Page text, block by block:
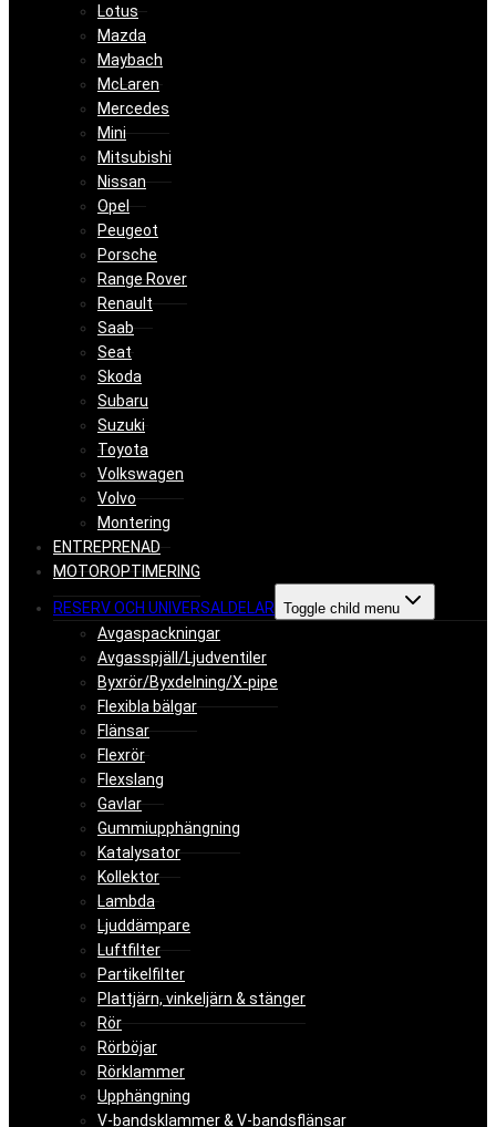
Lotus
Mazda
Maybach
McLaren
Mercedes
Mini
Mitsubishi
Nissan
Opel
Peugeot
Porsche
Range Rover
Renault
Saab
Seat
Skoda
Subaru
Suzuki
Toyota
Volkswagen
Volvo
Montering
ENTREPRENAD
MOTOROPTIMERING
RESERV OCH UNIVERSALDELAR Toggle child menu
Avgaspackningar
Avgasspjäll/Ljudventiler
Byxrör/Byxdelning/X-pipe
Flexibla bälgar
Flänsar
Flexrör
Flexslang
Gavlar
Gummiupphängning
Katalysator
Kollektor
Lambda
Ljuddämpare
Luftfilter
Partikelfilter
Plattjärn, vinkeljärn & stänger
Rör
Rörböjar
Rörklammer
Upphängning
V-bandsklammer & V-bandsflänsar